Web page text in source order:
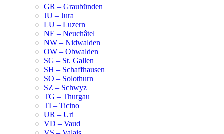
GR – Graubünden
JU – Jura
LU – Luzern
NE – Neuchâtel
NW – Nidwalden
OW – Obwalden
SG – St. Gallen
SH – Schaffhausen
SO – Solothurn
SZ – Schwyz
TG – Thurgau
TI – Ticino
UR – Uri
VD – Vaud
VS – Valais